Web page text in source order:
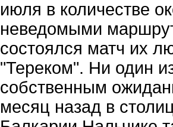
июля в количестве
неведомыми
состоялся матч их
"Тереком". Ни один
собственным
месяц назад в